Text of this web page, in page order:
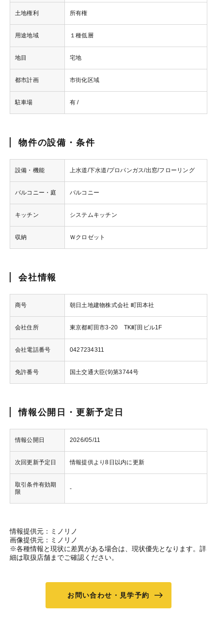
土地権利 所有権
用途地域 １種低層
地目 宅地
都市計画 市街化区域
駐車場 有 /
物件の設備・条件
設備・機能 上水道/下水道/プロパンガス/出窓/フローリング
バルコニー・庭 バルコニー
キッチン システムキッチン
収納 Ｗクロゼット
会社情報
商号 朝日土地建物株式会社 町田本社
会社住所 東京都町田市3-20 TK町田ビル1F
会社電話番号 0427234311
免許番号 国土交通大臣(9)第3744号
情報公開日・更新予定日
情報公開日 2026/05/11
次回更新予定日 情報提供より8日以内に更新
取引条件有効期
限
-
情報提供元：ミノリノ
画像提供元：ミノリノ
※各種情報と現状に差異がある場合は、現状優先となります。詳
細は取扱店舗までご確認ください。
お問い合わせ・見学予約